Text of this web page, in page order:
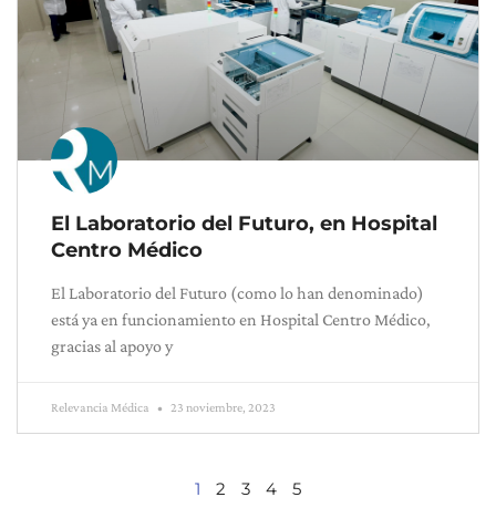
El Laboratorio del Futuro, en Hospital
Centro Médico
El Laboratorio del Futuro (como lo han denominado)
está ya en funcionamiento en Hospital Centro Médico,
gracias al apoyo y
Relevancia Médica 23 noviembre, 2023
1 2 3 4 5